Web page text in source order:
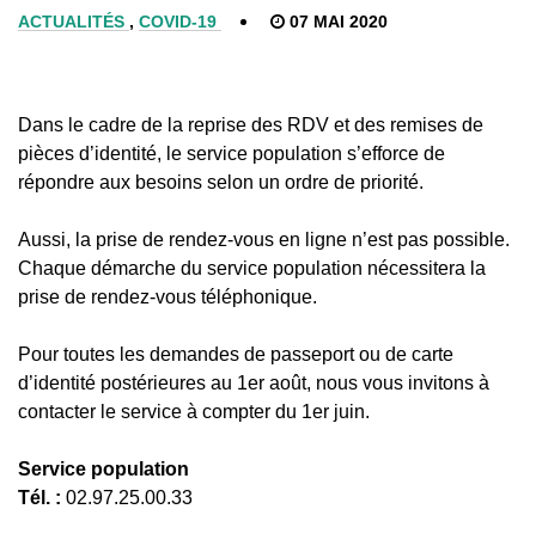
ACTUALITÉS , COVID-19 07 MAI 2020
Dans le cadre de la reprise des RDV et des remises de
pièces d’identité, le service population s’efforce de
répondre aux besoins selon un ordre de priorité.
Aussi, la prise de rendez-vous en ligne n’est pas possible.
Chaque démarche du service population nécessitera la
prise de rendez-vous téléphonique.
Pour toutes les demandes de passeport ou de carte
d’identité postérieures au 1er août, nous vous invitons à
contacter le service à compter du 1er juin.
Service population
Tél. : 02.97.25.00.33